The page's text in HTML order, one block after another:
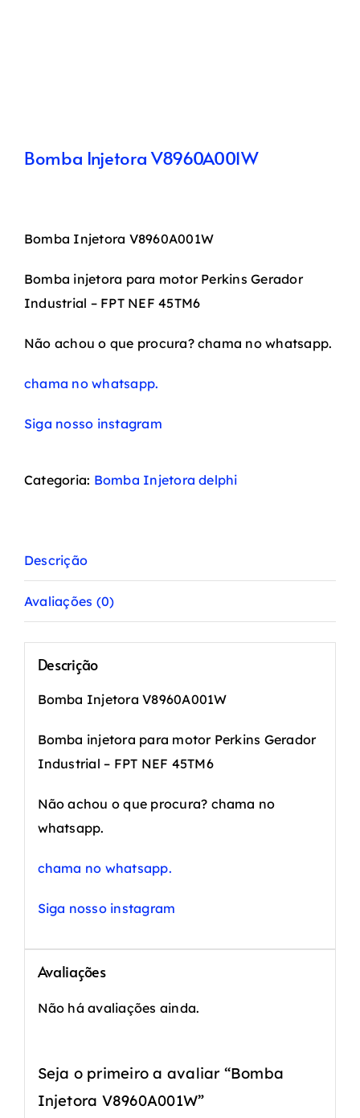
Bomba Injetora V8960A001W
Bomba Injetora V8960A001W
Bomba injetora para motor Perkins Gerador
Industrial – FPT NEF 45TM6
Não achou o que procura? chama no whatsapp.
chama no whatsapp.
Siga nosso instagram
Categoria: Bomba Injetora delphi
Descrição
Avaliações (0)
Descrição
Bomba Injetora V8960A001W
Bomba injetora para motor Perkins Gerador
Industrial – FPT NEF 45TM6
Não achou o que procura? chama no
whatsapp.
chama no whatsapp.
Siga nosso instagram
Avaliações
Não há avaliações ainda.
Seja o primeiro a avaliar “Bomba
Injetora V8960A001W”